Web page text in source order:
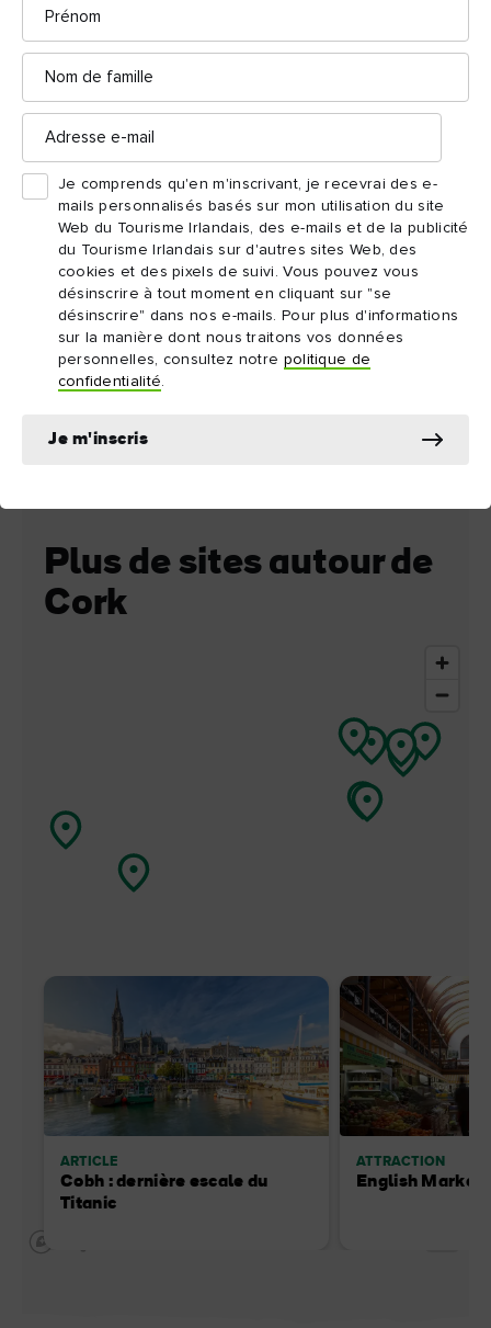
Nom
Adresse
Je comprends qu'en m'inscrivant, je recevrai des e-
mails personnalisés basés sur mon utilisation du site
Web du Tourisme Irlandais, des e-mails et de la publicité
du Tourisme Irlandais sur d'autres sites Web, des
cookies et des pixels de suivi. Vous pouvez vous
désinscrire à tout moment en cliquant sur "se
désinscrire" dans nos e-mails. Pour plus d'informations
sur la manière dont nous traitons vos données
personnelles, consultez notre politique de
confidentialité.
Je m'inscris
DESTINATION
L'ouest de Cork
Découvrez des côtes escarpées, des villages
colorés et des plages où réside l'esprit de l'...
De
Plus de sites autour de
Cork
ARTICLE
Cobh : dernière escale du
Titanic
ATTRACTION
English Market